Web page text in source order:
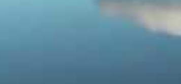
lors d’une soirée près du feu,
Pour ceux qui souhaitent
à